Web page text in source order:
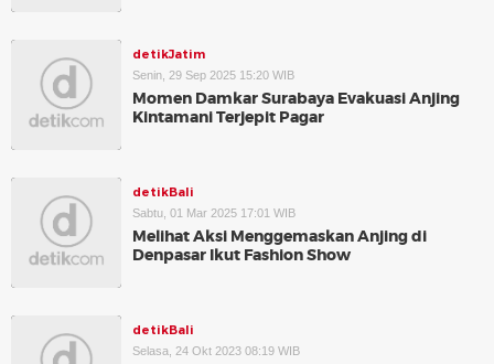
detikJatim
Senin, 29 Sep 2025 15:20 WIB
Momen Damkar Surabaya Evakuasi Anjing
Kintamani Terjepit Pagar
detikBali
Sabtu, 01 Mar 2025 17:01 WIB
Melihat Aksi Menggemaskan Anjing di
Denpasar Ikut Fashion Show
detikBali
Selasa, 24 Okt 2023 08:19 WIB